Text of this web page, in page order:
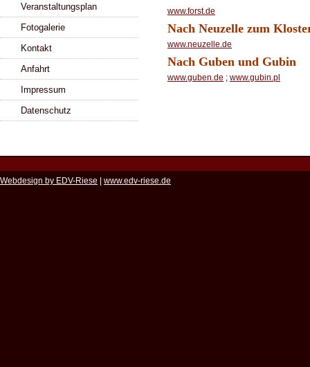
Veranstaltungsplan
Fotogalerie
Kontakt
Anfahrt
Impressum
Datenschutz
www.forst.de
Nach Neuzelle zum
www.neuzelle.de
Nach Guben und Gubin
www.guben.de ; www.gubin.pl
Webdesign by EDV-Riese www.edv-riese.de